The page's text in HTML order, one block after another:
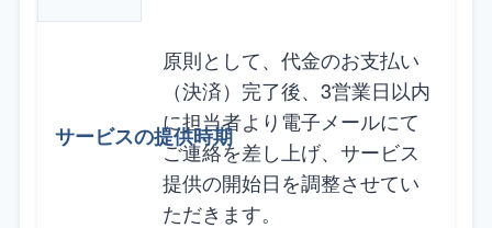
原則として、代金のお支払い
（決済）完了後、3営業日以内
に担当者より電子メールにて
ご連絡を差し上げ、サービス
提供の開始日を調整させてい
ただきます。